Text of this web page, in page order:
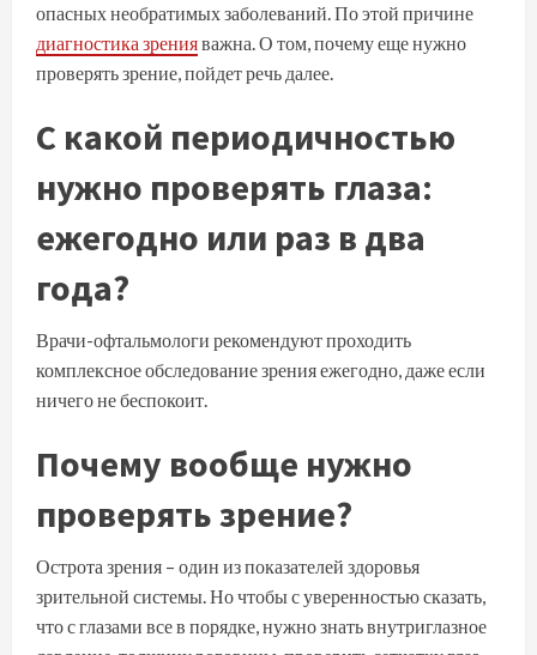
опасных необратимых заболеваний. По этой причине
диагностика зренияважна. О том, почему еще нужно
проверять зрение, пойдет речь далее.
С какой периодичностью
нужно проверять глаза:
ежегодно или раз в два
года?
Врачи-офтальмологи рекомендуют проходить
комплексное обследование зрения ежегодно, даже если
ничего не беспокоит.
Почему вообще нужно
проверять зрение?
Острота зрения – один из показателей здоровья
зрительной системы. Но чтобы с уверенностью сказать,
что с глазами все в порядке, нужно знать внутриглазное